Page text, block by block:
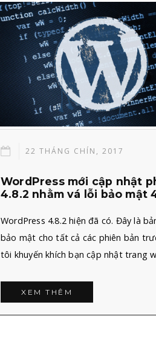
22 THÁNG CHÍN, 2017
WordPress mới cập nhật
4.8.2 nhằm vá lỗi bảo mật
WordPress 4.8.2 hiện đã có. Đây là
bảo mật cho tất cả các phiên bản
tôi khuyến khích bạn cập nhật trang
XEM THÊM